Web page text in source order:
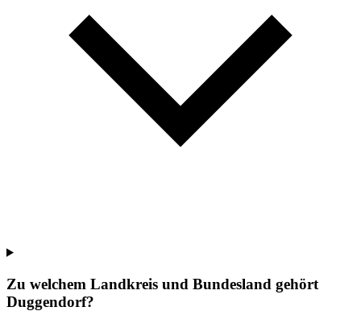
Zu welchem Landkreis und Bundesland gehört
Duggendorf?